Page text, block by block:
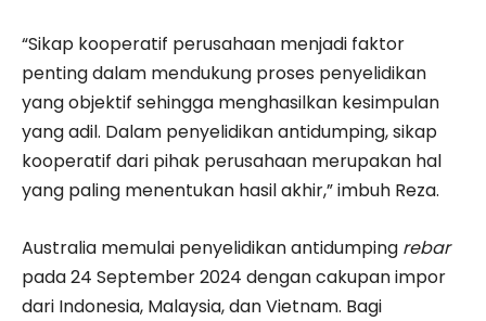
“Sikap kooperatif perusahaan menjadi faktor
penting dalam mendukung proses penyelidikan
yang objektif sehingga menghasilkan kesimpulan
yang adil. Dalam penyelidikan antidumping, sikap
kooperatif dari pihak perusahaan merupakan hal
yang paling menentukan hasil akhir,” imbuh Reza.
Australia memulai penyelidikan antidumping rebar
pada 24 September 2024 dengan cakupan impor
dari Indonesia, Malaysia, dan Vietnam. Bagi